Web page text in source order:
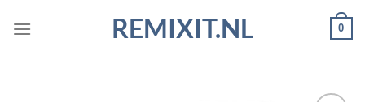
naar
REMIXIT.NL 0